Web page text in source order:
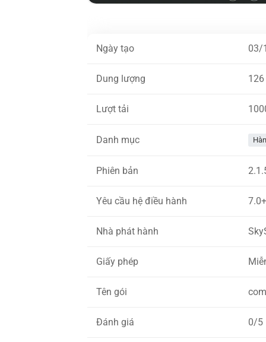
Ngày tạo 03/
Dung lượng
Lượt tải
Danh mục
Phiên bản
Yêu cầu hệ điều hành 7.0+
Nhà phát hành
Giấy phép
Tên gói
Đánh giá 0/5